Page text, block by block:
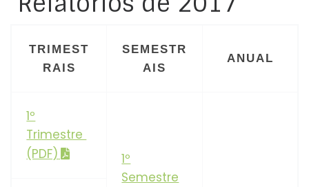
TRIMEST
RAIS
SEMESTR
AIS
ANUAL
1º
Trimestre
(PDF)
1º
Semestre